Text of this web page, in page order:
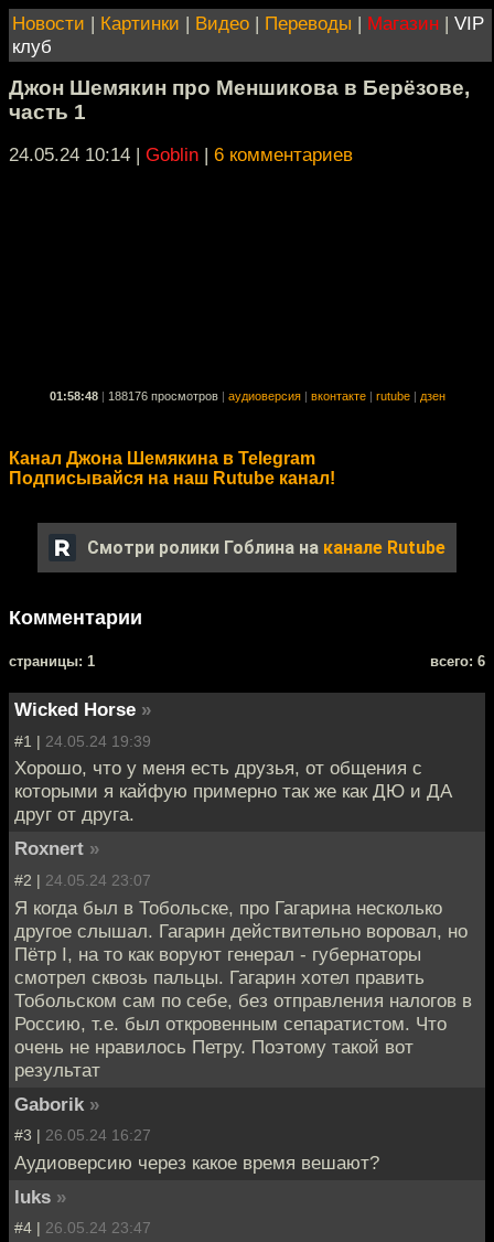
Новости | Картинки | Видео | Переводы | Магазин | VIP
клуб
Джон Шемякин про Меншикова в Берёзове,
часть 1
24.05.24 10:14 | Goblin | 6 комментариев
01:58:48 188176 просмотров аудиоверсия вконтакте rutube дзен
Канал Джона Шемякина в Telegram
Подписывайся на наш Rutube канал!
Смотри ролики Гоблина на канале Rutube
Комментарии
cтраницы: 1 всего: 6
Wicked Horse »
#1 | 24.05.24 19:39
Хорошо, что у меня есть друзья, от общения с
которыми я кайфую примерно так же как ДЮ и ДА
друг от друга.
Roxnert »
#2 | 24.05.24 23:07
Я когда был в Тобольске, про Гагарина несколько
другое слышал. Гагарин действительно воровал, но
Пётр I, на то как воруют генерал - губернаторы
смотрел сквозь пальцы. Гагарин хотел править
Тобольском сам по себе, без отправления налогов в
Россию, т.е. был откровенным сепаратистом. Что
очень не нравилось Петру. Поэтому такой вот
результат
Gaborik »
#3 | 26.05.24 16:27
Аудиоверсию через какое время вешают?
luks »
#4 | 26.05.24 23:47